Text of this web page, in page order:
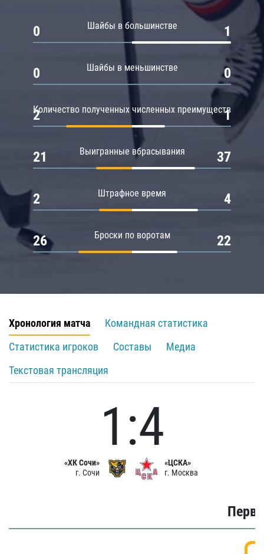
Шайбы в большинстве
0 1
Шайбы в меньшинстве
0 0
Количество полученных численных преимуществ
2 1
Выигранные вбрасывания
21 37
Штрафное время
2 4
Броски по воротам
26 22
Хронология матча
Командная статистика
Статистика игроков
Составы
Медиа
Текстовая трансляция
«ХК Сочи»
г. Сочи
1:4
«ЦСКА»
г. Москва